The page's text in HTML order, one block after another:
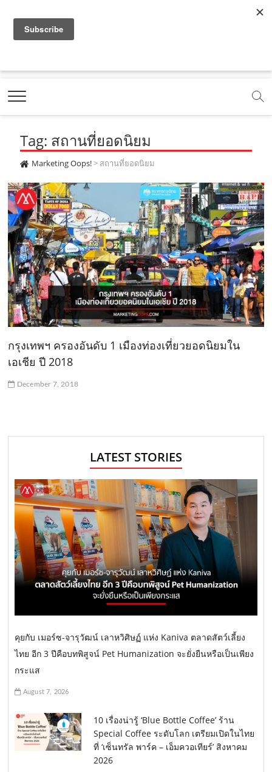
a
e
b
o
o
k
.
c
o
m
o
t
b
e
.
c
o
m
.
o
e
m
e
t
g
r
a
m
.
c
o
m
t
k
.
c
o
Marketing Oops!
DIGITAL | CREATIVE | ADVERTISING | CAMPAIGN |
Tag: สถานที่ยอดนิยม
Marketing Oops!> สถานที่ยอดนิยม
กรุงเทพฯ ครองอันดับ 1 เมืองท่องเที่ยวยอดนิยมใน
เอเชีย ปี 2018
December 7, 2018
LATEST STORIES
คุยกับ เมอร์ซ-จารุวัฒน์ เลาหวิศิษฏ์ แห่ง Kaniva ตลาดสัตว์เลี้ยง
ไทย อีก 3 ปีคือบทพิสูจน์ Pet Humanization จะยั่งยืนหรือเป็นเพียง
กระแส
August 7, 2026
10 เรื่องน่ารู้ ‘Blue Bottle Coffee’ ร้าน
Special Coffee ระดับโลก เตรียมเปิดในไทย
ที่ ‘เซ็นทรัล พาร์ค – เอ็มควอเทียร์’ สิงหาคม
2026